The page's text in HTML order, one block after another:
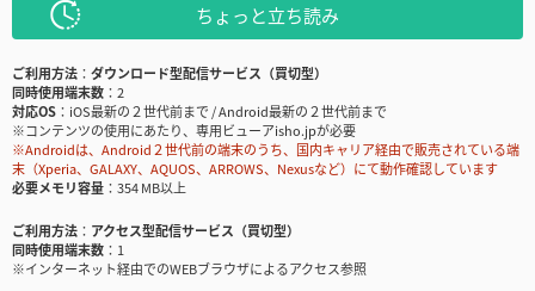
ちょっと立ち読み
ご利用方法
ダウンロード型配信サービス（買切型）
同時使用端末数
2
対応OS
iOS最新の２世代前まで / Android最新の２世代前まで
※コンテンツの使用にあたり、専用ビューアisho.jpが必要
※Androidは、Android２世代前の端末のうち、国内キャリア経由で販売されている端
末（Xperia、GALAXY、AQUOS、ARROWS、Nexusなど）にて動作確認しています
必要メモリ容量
354 MB以上
ご利用方法
アクセス型配信サービス（買切型）
同時使用端末数
1
※インターネット経由でのWEBブラウザによるアクセス参照